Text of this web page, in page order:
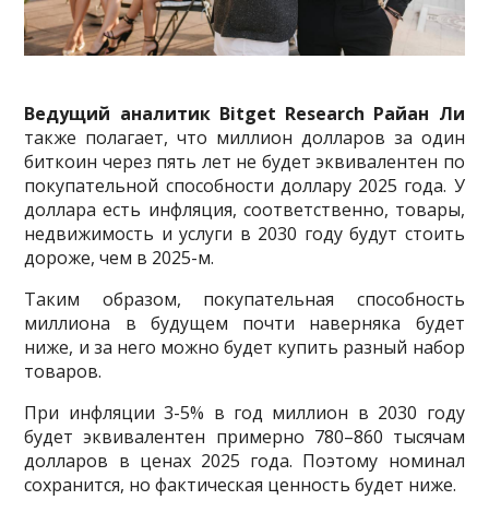
Ведущий аналитик Bitget Research Райан Ли
также полагает, что миллион долларов за один
биткоин через пять лет не будет эквивалентен по
покупательной способности доллару 2025 года. У
доллара есть инфляция, соответственно, товары,
недвижимость и услуги в 2030 году будут стоить
дороже, чем в 2025-м.
Таким образом, покупательная способность
миллиона в будущем почти наверняка будет
ниже, и за него можно будет купить разный набор
товаров.
При инфляции 3-5% в год миллион в 2030 году
будет эквивалентен примерно 780–860 тысячам
долларов в ценах 2025 года. Поэтому номинал
сохранится, но фактическая ценность будет ниже.